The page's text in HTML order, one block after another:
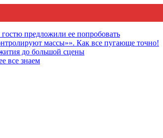
предложили ее попробовать
массы»». Как все пугающе точно!
до большой сцены
все знаем